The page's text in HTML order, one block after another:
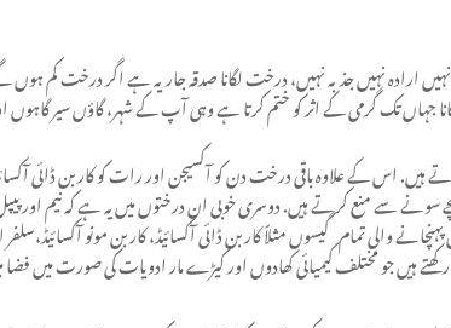
ارادہ نہیں جذبہ نہیں، درخت لگانا صدقہ جاریہ ہے اگر درخت کم ہوں
جہاں تک گرمی کے اثر کو ختم کرتا ہے وہی آپ کے شہر، گاؤں سیر گاہوں
جو 24 گھنٹے آکسیجن پیدا کرتے ہیں. اس کے علاوہ باقی درخت دن کو آکسیجن اور رات کو کاربن ڈائی
سے منع کرتے ہیں. دوسری خوبی ان درختوں میں یہ ہے کہ نیم اور
والی تمام گیسوں مثلاً کاربن ڈائی آکسائیڈ، کاربن مونو
ہیں جو مختلف کیمیائی کھادوں اور کیڑے مار ادویات کی صورت میں فضا